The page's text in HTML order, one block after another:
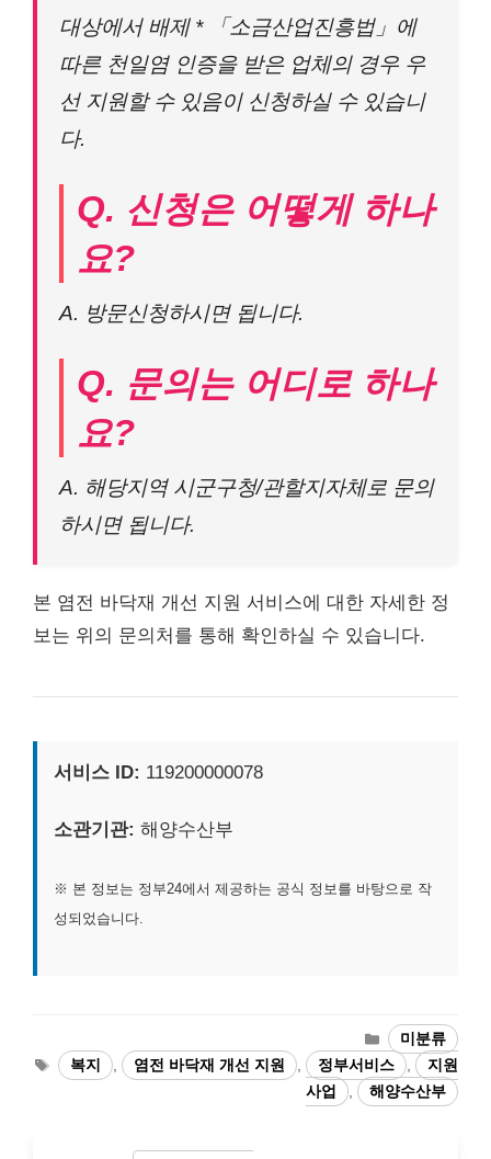
대상에서 배제 * 「소금산업진흥법」에
따른 천일염 인증을 받은 업체의 경우 우
선 지원할 수 있음이 신청하실 수 있습니
다.
Q. 신청은 어떻게 하나
요?
A. 방문신청하시면 됩니다.
Q. 문의는 어디로 하나
요?
A. 해당지역 시군구청/관할지자체로 문의
하시면 됩니다.
본 염전 바닥재 개선 지원 서비스에 대한 자세한 정
보는 위의 문의처를 통해 확인하실 수 있습니다.
서비스 ID: 119200000078
소관기관: 해양수산부
※ 본 정보는 정부24에서 제공하는 공식 정보를 바탕으로 작
성되었습니다.
카
테
고
리
미분류
태
그
복지 , 염전 바닥재 개선 지원 , 정부서비스 ,
지원
사업
, 해양수산부